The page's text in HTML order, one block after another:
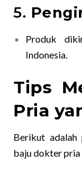
5.
Produk
Indonesia.
Tips
Pria
Berikut adalah
baju dokter pria